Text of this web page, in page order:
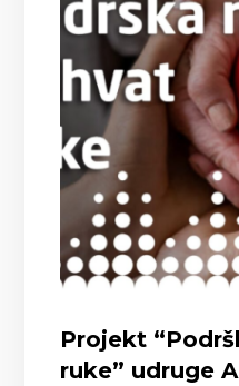
Projekt
ruke” udruge